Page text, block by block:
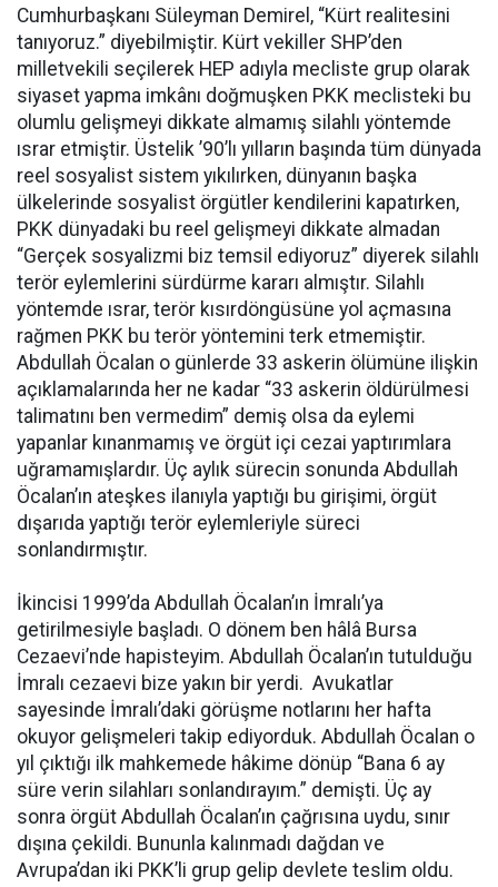
Cumhurbaşkanı Süleyman Demirel, “Kürt realitesini
tanıyoruz.” diyebilmiştir. Kürt vekiller SHP’den
milletvekili seçilerek HEP adıyla mecliste grup olarak
siyaset yapma imkânı doğmuşken PKK meclisteki bu
olumlu gelişmeyi dikkate almamış silahlı yöntemde
ısrar etmiştir. Üstelik ’90’lı yılların başında tüm dünyada
reel sosyalist sistem yıkılırken, dünyanın başka
ülkelerinde sosyalist örgütler kendilerini kapatırken,
PKK dünyadaki bu reel gelişmeyi dikkate almadan
“Gerçek sosyalizmi biz temsil ediyoruz” diyerek silahlı
terör eylemlerini sürdürme kararı almıştır. Silahlı
yöntemde ısrar, terör kısırdöngüsüne yol açmasına
rağmen PKK bu terör yöntemini terk etmemiştir.
Abdullah Öcalan o günlerde 33 askerin ölümüne ilişkin
açıklamalarında her ne kadar “33 askerin öldürülmesi
talimatını ben vermedim” demiş olsa da eylemi
yapanlar kınanmamış ve örgüt içi cezai yaptırımlara
uğramamışlardır. Üç aylık sürecin sonunda Abdullah
Öcalan’ın ateşkes ilanıyla yaptığı bu girişimi, örgüt
dışarıda yaptığı terör eylemleriyle süreci
sonlandırmıştır.
İkincisi 1999’da Abdullah Öcalan’ın İmralı’ya
getirilmesiyle başladı. O dönem ben hâlâ Bursa
Cezaevi’nde hapisteyim. Abdullah Öcalan’ın tutulduğu
İmralı cezaevi bize yakın bir yerdi. Avukatlar
sayesinde İmralı’daki görüşme notlarını her hafta
okuyor gelişmeleri takip ediyorduk. Abdullah Öcalan o
yıl çıktığı ilk mahkemede hâkime dönüp “Bana 6 ay
süre verin silahları sonlandırayım.” demişti. Üç ay
sonra örgüt Abdullah Öcalan’ın çağrısına uydu, sınır
dışına çekildi. Bununla kalınmadı dağdan ve
Avrupa’dan iki PKK’li grup gelip devlete teslim oldu.